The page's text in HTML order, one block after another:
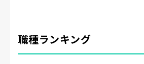
職種ランキング